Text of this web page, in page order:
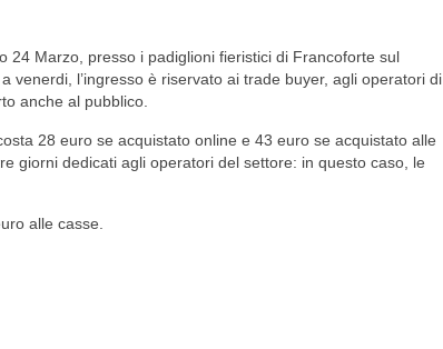
24 Marzo, presso i padiglioni fieristici di Francoforte sul
venerdi, l’ingresso è riservato ai trade buyer, agli operatori di
anche al pubblico.
28 euro se acquistato online e 43 euro se acquistato alle
giorni dedicati agli operatori del settore: in questo caso, le
alle casse.